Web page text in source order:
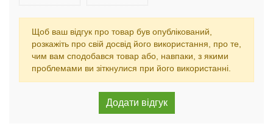
Щоб ваш відгук про товар був опублікований,
розкажіть про свій досвід його використання, про те,
чим вам сподобався товар або, навпаки, з якими
проблемами ви зіткнулися при його використанні.